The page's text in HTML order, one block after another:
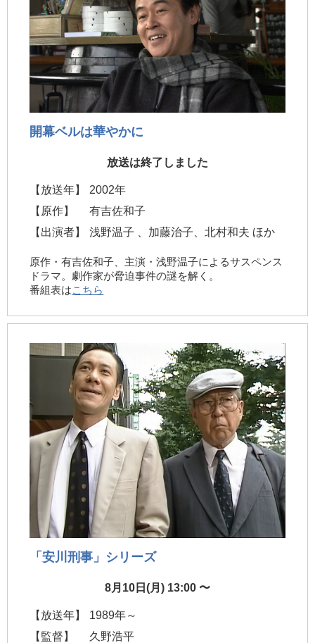
開幕ベルは華やかに
放送は終了しました
【放送年】
2002年
【原作】
有吉佐和子
【出演者】
浅野温子 、加藤治子、北村和夫 ほか
原作・有吉佐和子、主演・浅野温子によるサスペンス
ドラマ。劇作家が脅迫事件の謎を解く。
番組表はこちら
「安川刑事」シリーズ
8月10日(月) 13:00 〜
【放送年】
1989年～
【監督】
久野浩平